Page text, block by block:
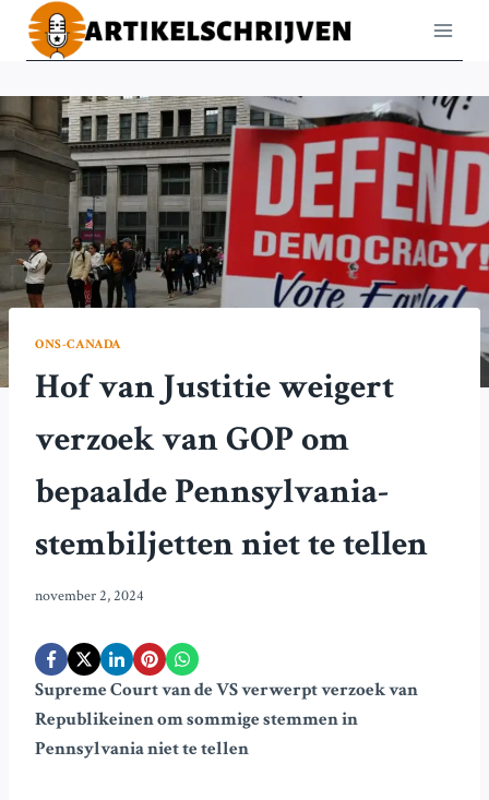
Doorgaan
naar
ONS-CANADA
Hof van Justitie weigert
verzoek van GOP om
bepaalde Pennsylvania-
stembiljetten niet te tellen
november 2, 2024
Supreme Court van de VS verwerpt verzoek van
Republikeinen om sommige stemmen in
Pennsylvania niet te tellen